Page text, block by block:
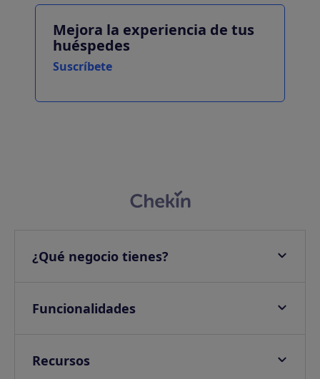
Mejora la experiencia de tus
huéspedes
Suscríbete
¿Qué negocio tienes?
Hoteles
Funcionalidades
Check-in presencial
Recursos